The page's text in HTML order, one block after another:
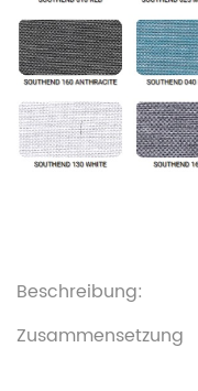
Beschreibung:
Zusammensetzung